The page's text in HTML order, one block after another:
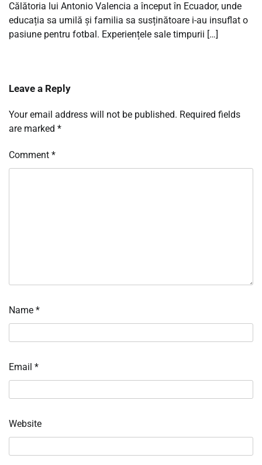
Călătoria lui Antonio Valencia a început în Ecuador, unde
educația sa umilă și familia sa susținătoare i-au insuflat o
pasiune pentru fotbal. Experiențele sale timpurii […]
Leave a Reply
Your email address will not be published. Required fields
are marked *
Comment *
Name *
Email *
Website